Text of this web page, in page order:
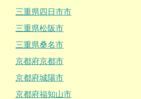
三重県四日市市
三重県松阪市
三重県桑名市
京都府京都市
京都府城陽市
京都府福知山市